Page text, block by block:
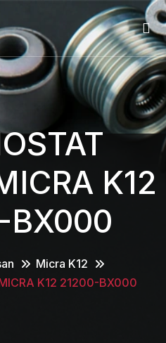
K12
BX000
Micra K12
K12 21200-BX000